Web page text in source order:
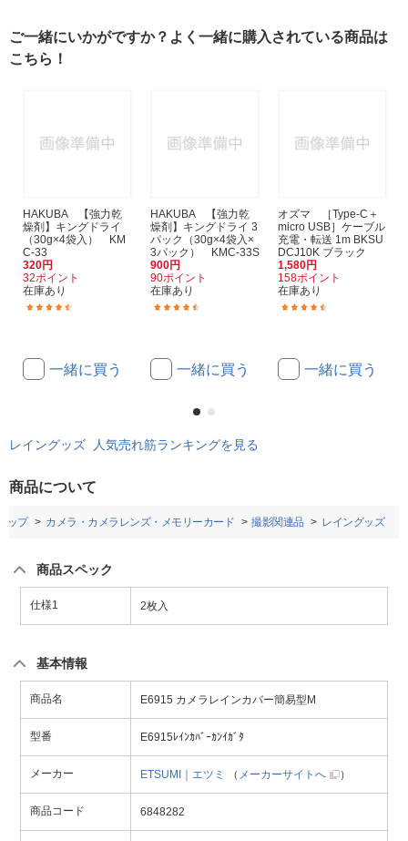
ご一緒にいかがですか？よく一緒に購入されている商品は
こちら！
HAKUBA 【強力乾
燥剤】キングドライ
（30g×4袋入） KM
C-33
320円
32ポイント
在庫あり
一緒に買う
HAKUBA 【強力乾
燥剤】キングドライ 3
パック（30g×4袋入×
3パック） KMC-33S
900円
90ポイント
在庫あり
一緒に買う
オズマ ［Type-C＋
micro USB］ケーブル
充電・転送 1m BKSU
DCJ10K ブラック
1,580円
158ポイント
在庫あり
一緒に買う
レイングッズ 人気売れ筋ランキングを見る
商品について
ップ カメラ・カメラレンズ・メモリーカード 撮影関連品 レイングッズ
商品スペック
仕様1 2枚入
基本情報
商品名 E6915 カメラレインカバー簡易型M
型番 E6915ﾚｲﾝｶﾊﾞｰｶﾝｲｶﾞﾀ
メーカー ETSUMI｜エツミ （ メーカーサイトへ ）
商品コード 6848282